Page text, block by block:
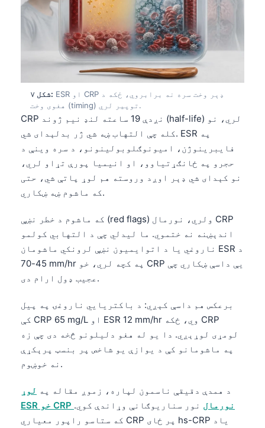
شکل ۷: ESR او CRP ډېر وخت سره نه برابروي، ځکه د
هغوی وخت (timing) توپیر لري.
CRP نږدې 19 ساعته لنډ نیم ژوند (half-life) لري، نو
کله چې التهاب ښه شي ژر بدلېدای شي. ESR په
فایبرینوژن، امیونوګلوبولینونو، د سره وینې د
حجرو په ځانګړتیاوو، او انیمیا پورې تړاو لري،
نو کېدای شي ډېر اوږد وروسته هم لوړ پاتې شي، حتی
که ماشوم ښه ښکاري.
که ماشوم د خطر نښې (red flags) ولري، نورمال CRP
اندېښنه نه ختموي. ما لیدلي چې د التهابي کولمو
ناروغي یا د اتوایمیون نښې لرونکي ماشومان ESR د
45-70 mm/hr په کچه لري، خو CRP یې داسې ښکاري چې
عجیب ډول ارام دی.
برعکس هم داسې کېږي: د باکتریایي ناروغۍ په پیل
کې CRP 65 mg/L او ESR 12 mm/hr وي، ځکه CRP
لومړی لوړېږي. دا یو له هغو دلیلونو څخه دی چې زه
په ماشومانو کې د یوازې یو شاخص پر بنسټ پرېکړې
نه خوښوم.
د همدې دقیقې ناسمون لپاره، زموږ مقاله په لوړ
ESR خو CRP نورمال نور سناریوګانې وړاندې کوي.
که ستاسو راپور معیاري CRP پر ځای hs-CRP یاد
Српски језик
Svenska
Azərbaycan dili
日本語
Čeština
ქართული
Русский
Lietuvių kalba
Polski
Magyar
Shqip
اردو
मराठी
தமிழ்
ગુજરાતી
ಕನ್ನಡ